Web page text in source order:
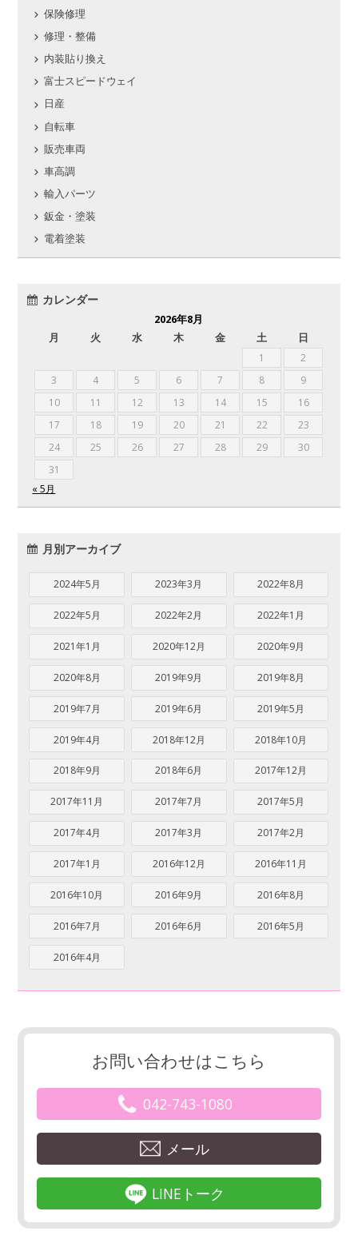
保険修理
修理・整備
内装貼り換え
富士スピードウェイ
日産
自転車
販売車両
車高調
輸入パーツ
鈑金・塗装
電着塗装
カレンダー
2026年8月
月
火 水 木 金 土 日
1
2
3
4 5 6 7 8
9
10
11 12 13 14 15
16
17
18 19 20 21 22
23
24
25 26 27 28 29
30
31
« 5月
月別アーカイブ
2024年5月 2023年3月 2022年8月
2022年5月 2022年2月 2022年1月
2021年1月 2020年12月 2020年9月
2020年8月 2019年9月 2019年8月
2019年7月 2019年6月 2019年5月
2019年4月 2018年12月 2018年10月
2018年9月 2018年6月 2017年12月
2017年11月 2017年7月 2017年5月
2017年4月 2017年3月 2017年2月
2017年1月 2016年12月 2016年11月
2016年10月 2016年9月 2016年8月
2016年7月 2016年6月 2016年5月
2016年4月
お問い合わせはこちら
042-743-1080
メール
LINEトーク